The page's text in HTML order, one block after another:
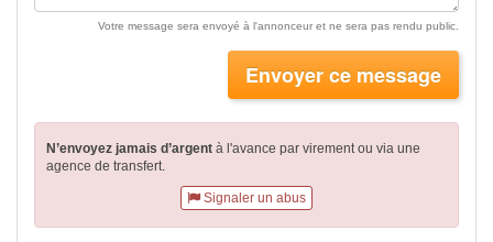
Votre message sera envoyé à l'annonceur et ne sera pas rendu public.
Envoyer ce message
N’envoyez jamais d’argent à l'avance par virementou via une
agence de transfert.
Signaler un abus